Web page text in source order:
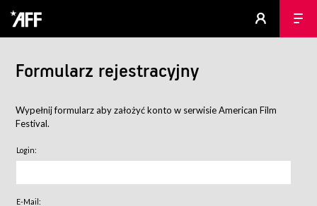
Formularz rejestracyjny
Wypełnij formularz aby założyć konto w serwisie American Film
Festival.
Login:
E-Mail: